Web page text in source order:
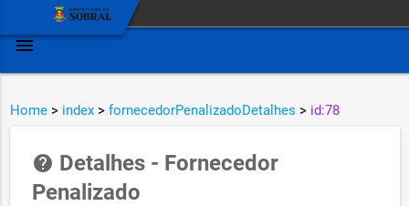
menu
Home > index > fornecedorPenalizadoDetalhes > id:78
help Detalhes - Fornecedor
Penalizado